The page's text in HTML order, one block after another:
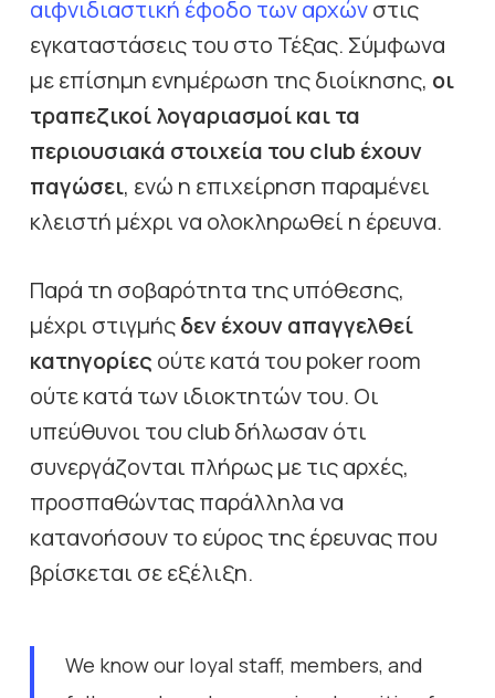
αιφνιδιαστική έφοδο των αρχώνστις
εγκαταστάσεις του στο Τέξας. Σύμφωνα
με επίσημη ενημέρωση της διοίκησης, οι
τραπεζικοί λογαριασμοί και τα
περιουσιακά στοιχεία του club έχουν
παγώσει, ενώ η επιχείρηση παραμένει
κλειστή μέχρι να ολοκληρωθεί η έρευνα.
Παρά τη σοβαρότητα της υπόθεσης,
μέχρι στιγμήςδεν έχουν απαγγελθεί
κατηγορίες ούτε κατά του poker room
ούτε κατά των ιδιοκτητών του. Οι
υπεύθυνοι του club δήλωσαν ότι
συνεργάζονται πλήρως με τις αρχές,
προσπαθώντας παράλληλα να
κατανοήσουν το εύρος της έρευνας που
βρίσκεται σε εξέλιξη.
We know our loyal staff, members, and